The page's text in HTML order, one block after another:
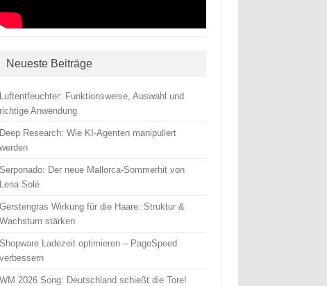
Neueste Beiträge
Luftentfeuchter: Funktionsweise, Auswahl und
richtige Anwendung
Deep Research: Wie KI-Agenten manipuliert
werden
Serponado: Der neue Mallorca-Sommerhit von
Lena Solé
Gerstengras Wirkung für die Haare: Struktur &
Wachstum stärken
Shopware Ladezeit optimieren – PageSpeed
verbessern
WM 2026 Song: Deutschland schießt die Tore!